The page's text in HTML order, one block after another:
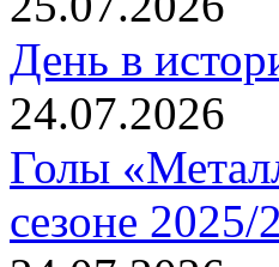
День в
24.07.2026
Голы
сезоне 2025/